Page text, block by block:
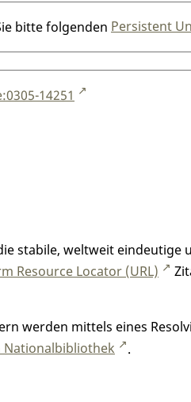
bitte folgenden Persistent
14251
stabile, weltweit eindeutige
Resource Locator (URL)
werden mittels eines
Nationalbibliothek .